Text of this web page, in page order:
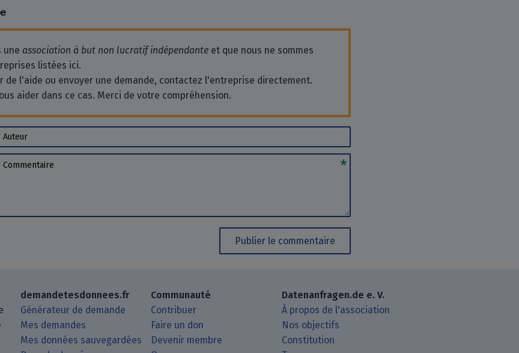
une association à but non lucratif indépendante et que nous ne sommes
listées ici.
de l'aide ou envoyer une demande, contactez l'entreprise directement.
aider dans ce cas. Merci de votre compréhension.
Auteur
Commentaire
Publier le commentaire
demandetesdonnees.fr
Générateur de demande
Mes demandes
Mes données sauvegardées
Communauté
Contribuer
Faire un don
Devenir membre
Datenanfragen.de e. V.
À propos de l'association
Nos objectifs
Constitution